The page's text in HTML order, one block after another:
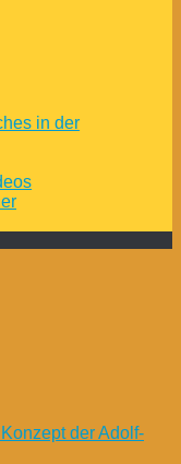
in der
der Adolf-